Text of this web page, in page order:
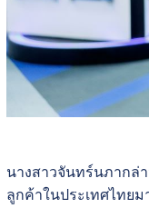
นางสาวจันทร์นภากล่
ลูกค้าในประเทศไทยม